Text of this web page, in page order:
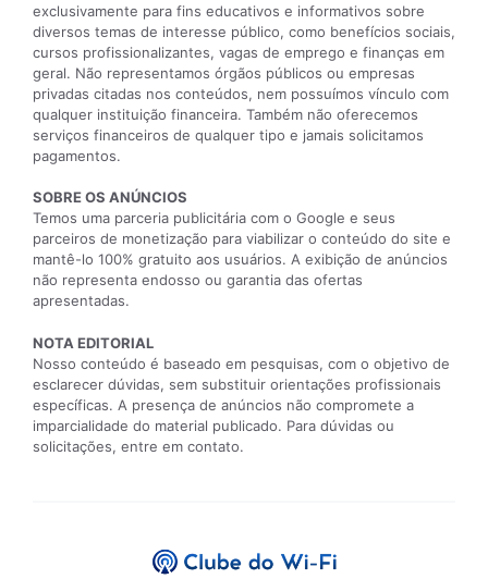
exclusivamente para fins educativos e informativos sobre
diversos temas de interesse público, como benefícios sociais,
cursos profissionalizantes, vagas de emprego e finanças em
geral. Não representamos órgãos públicos ou empresas
privadas citadas nos conteúdos, nem possuímos vínculo com
qualquer instituição financeira. Também não oferecemos
serviços financeiros de qualquer tipo e jamais solicitamos
pagamentos.
SOBRE OS ANÚNCIOS
Temos uma parceria publicitária com o Google e seus
parceiros de monetização para viabilizar o conteúdo do site e
mantê-lo 100% gratuito aos usuários. A exibição de anúncios
não representa endosso ou garantia das ofertas
apresentadas.
NOTA EDITORIAL
Nosso conteúdo é baseado em pesquisas, com o objetivo de
esclarecer dúvidas, sem substituir orientações profissionais
específicas. A presença de anúncios não compromete a
imparcialidade do material publicado. Para dúvidas ou
solicitações, entre em contato.